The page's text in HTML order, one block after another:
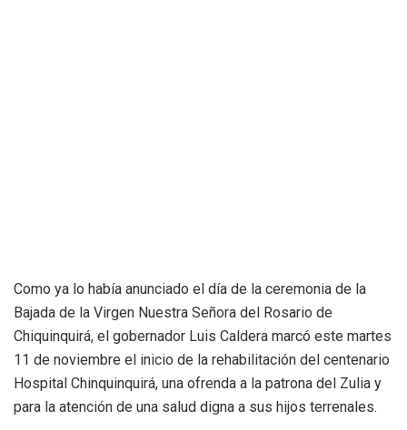
Como ya lo había anunciado el día de la ceremonia de la
Bajada de la Virgen Nuestra Señora del Rosario de
Chiquinquirá, el gobernador Luis Caldera marcó este martes
11 de noviembre el inicio de la rehabilitación del centenario
Hospital Chinquinquirá, una ofrenda a la patrona del Zulia y
para la atención de una salud digna a sus hijos terrenales.